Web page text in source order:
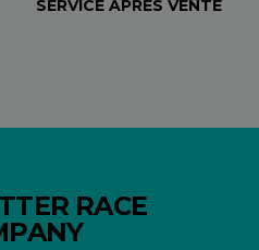
SERVICE APRÈS VENTE
RACE